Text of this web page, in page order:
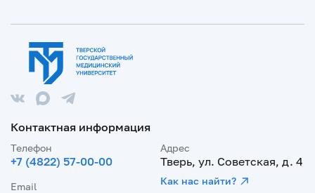
Контактная информация
Телефон
+7 (4822) 57-00-00
Email
Адрес
Тверь, ул. Советская, д. 4
Как нас найти?